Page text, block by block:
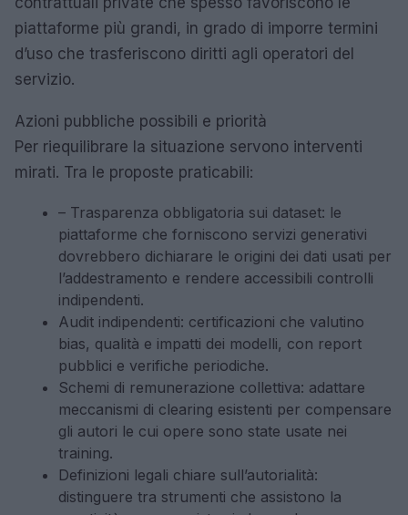
piattaforme più grandi, in grado di imporre termini
d’uso che trasferiscono diritti agli operatori del
servizio.
Azioni pubbliche possibili e priorità
Per riequilibrare la situazione servono interventi
mirati. Tra le proposte praticabili:
– Trasparenza obbligatoria sui dataset: le
piattaforme che forniscono servizi generativi
dovrebbero dichiarare le origini dei dati usati per
l’addestramento e rendere accessibili controlli
indipendenti.
Audit indipendenti: certificazioni che valutino
bias, qualità e impatti dei modelli, con report
pubblici e verifiche periodiche.
Schemi di remunerazione collettiva: adattare
meccanismi di clearing esistenti per compensare
gli autori le cui opere sono state usate nei
training.
Definizioni legali chiare sull’autorialità:
distinguere tra strumenti che assistono la